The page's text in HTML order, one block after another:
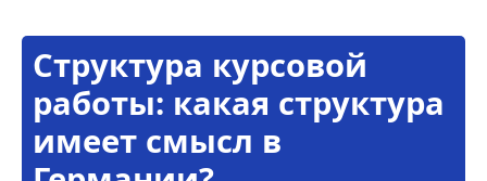
Структура курсовой
работы: какая структура
имеет смысл в